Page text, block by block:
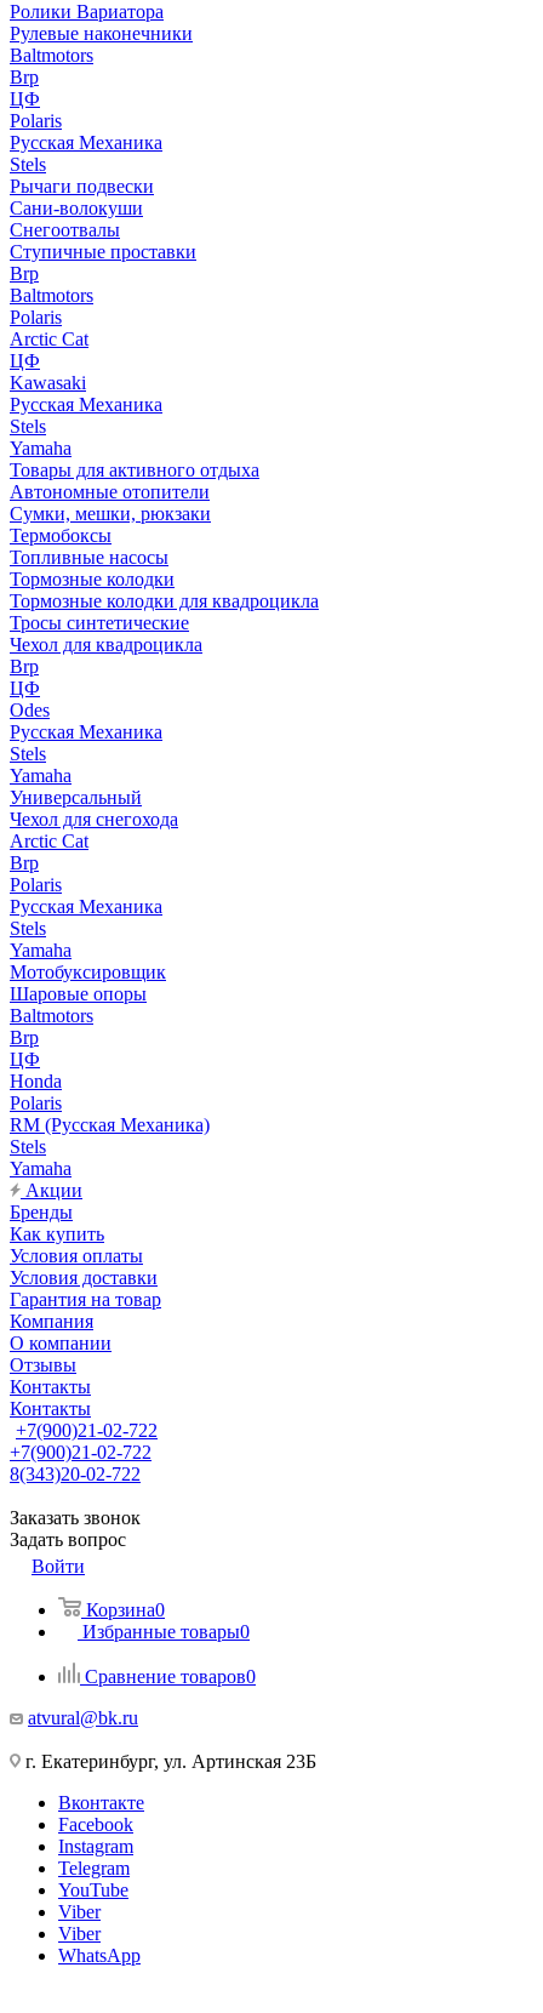
Ролики Вариатора
Рулевые наконечники
Baltmotors
Brp
ЦФ
Polaris
Русская Механика
Stels
Рычаги подвески
Сани-волокуши
Снегоотвалы
Ступичные проставки
Brp
Baltmotors
Polaris
Arctic Cat
ЦФ
Kawasaki
Русская Механика
Stels
Yamaha
Товары для активного отдыха
Автономные отопители
Сумки, мешки, рюкзаки
Термобоксы
Топливные насосы
Тормозные колодки
Тормозные колодки для квадроцикла
Тросы синтетические
Чехол для квадроцикла
Brp
ЦФ
Odes
Русская Механика
Stels
Yamaha
Универсальный
Чехол для снегохода
Arctic Cat
Brp
Polaris
Русская Механика
Stels
Yamaha
Мотобуксировщик
Шаровые опоры
Baltmotors
Brp
ЦФ
Honda
Polaris
RM (Русская Механика)
Stels
Yamaha
Акции
Бренды
Как купить
Условия оплаты
Условия доставки
Гарантия на товар
Компания
О компании
Отзывы
Контакты
Контакты
+7(900)21-02-722
+7(900)21-02-722
8(343)20-02-722
Заказать звонок
Задать вопрос
Войти
Корзина0
Избранные товары0
Сравнение товаров0
atvural@bk.ru
г. Екатеринбург, ул. Артинская 23Б
Вконтакте
Facebook
Instagram
Telegram
YouTube
Viber
Viber
WhatsApp